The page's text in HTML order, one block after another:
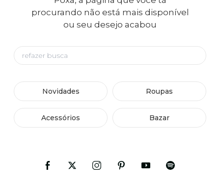
procurando não está mais disponível
ou seu desejo acabou
Novidades Roupas
Acessórios Bazar